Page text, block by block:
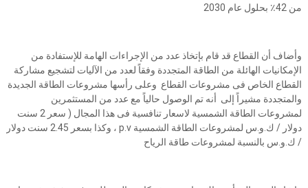
من 42٪ بحلول عام 2030
وأضاف أن القطاع قد قام بإتخاذ عدد من الإجراءات الهامة للإستفادة من
الإمكانيات الهائلة من الطاقة المتجددة وفقاً لعدد من الآليات لتشجيع مشاركة
القطاع الخاص فى مشروعات القطاع وعلى رأسها مشروعات الطاقة الجديدة
والمتجددة مشيراً إلى أنه تم الوصول حالياً مع عدد من المستثمرين
لمشروعات الطاقة الشمسية لاسعار تنافسية فى هذا المجال ( سعر 2 سنت
دولار / ك.و.س لمشروعات الطاقة الشمسية p.v ، وكذا بسعر 2.45 سنت دولار
/ ك.و.س بالنسبة لمشروعات طاقة الرياح